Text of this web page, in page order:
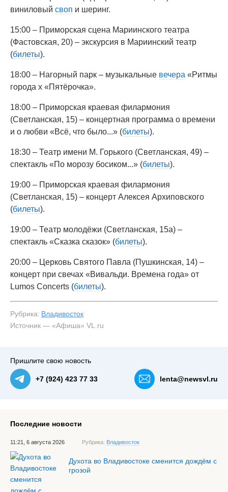
виниловый своп и шеринг.
15:00 – Приморская сцена Мариинского театра
(Фастовская, 20) – экскурсия в Мариинский театр
(билеты).
18:00 – Нагорный парк – музыкальные вечера «Ритмы
города х «Пятёрочка».
18:00 – Приморская краевая филармония
(Светланская, 15) – концертная программа о времени
и о любви «Всё, что было...» (билеты).
18:30 – Театр имени М. Горького (Светланская, 49) –
спектакль «По морозу босиком...» (билеты).
19:00 – Приморская краевая филармония
(Светланская, 15) – концерт Алексея Архиповского
(билеты).
19:00 – Театр молодёжи (Светланская, 15а) –
спектакль «Сказка сказок» (билеты).
20:00 – Церковь Святого Павла (Пушкинская, 14) –
концерт при свечах «Вивальди. Времена года» от
Lumos Concerts (билеты).
Рубрика: Владивосток
Источник — «Афиша» VL.ru
Пришлите свою новость
+7 (924) 423 77 33 lenta@newsvl.ru
Последние новости
11:21, 6 августа 2026 Рубрика: Владивосток
Духота во Владивостоке сменится дождём с
грозой